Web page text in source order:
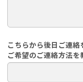
こちらから後日ご連絡
ご希望のご連絡方法を